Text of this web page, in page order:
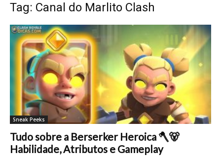
Tag: Canal do Marlito Clash
Sneak Peeks
Tudo sobre a Berserker Heroica 🪓🐻
Habilidade, Atributos e Gameplay